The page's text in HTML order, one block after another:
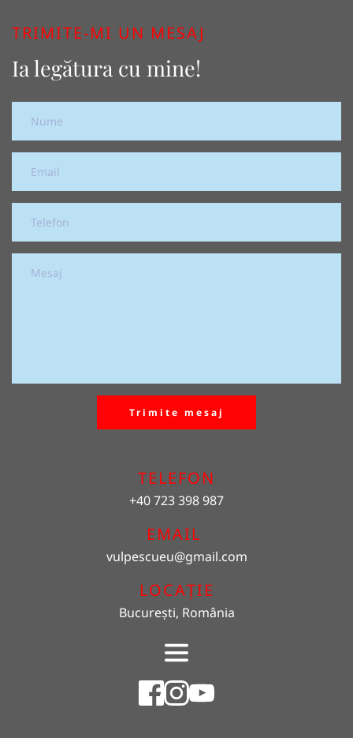
TRIMITE-MI UN MESAJ
Ia legătura cu mine!
Trimite mesaj
TELEFON
+40 723 398 987
EMAIL
vulpescueu@gmail.com
LOCAȚIE
București, România